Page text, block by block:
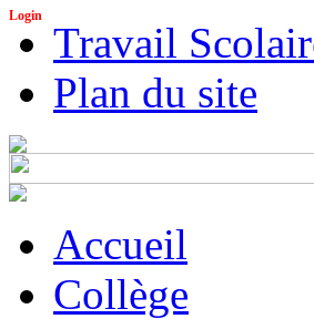
Login
Travail
Plan du site
Accueil
Collège